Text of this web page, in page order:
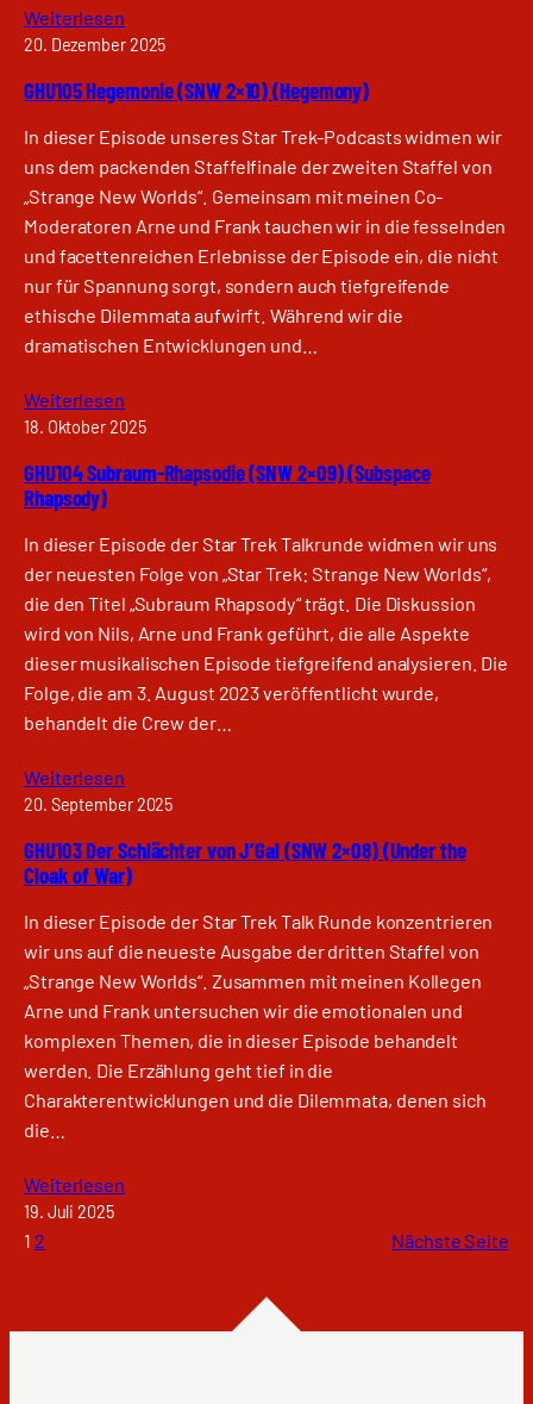
Weiterlesen
20. Dezember 2025
GHU105 Hegemonie (SNW 2×10) (Hegemony)
In dieser Episode unseres Star Trek-Podcasts widmen wir
uns dem packenden Staffelfinale der zweiten Staffel von
„Strange New Worlds“. Gemeinsam mit meinen Co-
Moderatoren Arne und Frank tauchen wir in die fesselnden
und facettenreichen Erlebnisse der Episode ein, die nicht
nur für Spannung sorgt, sondern auch tiefgreifende
ethische Dilemmata aufwirft. Während wir die
dramatischen Entwicklungen und…
Weiterlesen
18. Oktober 2025
GHU104 Subraum-Rhapsodie (SNW 2×09) (Subspace
Rhapsody)
In dieser Episode der Star Trek Talkrunde widmen wir uns
der neuesten Folge von „Star Trek: Strange New Worlds“,
die den Titel „Subraum Rhapsody“ trägt. Die Diskussion
wird von Nils, Arne und Frank geführt, die alle Aspekte
dieser musikalischen Episode tiefgreifend analysieren. Die
Folge, die am 3. August 2023 veröffentlicht wurde,
behandelt die Crew der…
Weiterlesen
20. September 2025
GHU103 Der Schlächter von J’Gal (SNW 2×08) (Under the
Cloak of War)
In dieser Episode der Star Trek Talk Runde konzentrieren
wir uns auf die neueste Ausgabe der dritten Staffel von
„Strange New Worlds“. Zusammen mit meinen Kollegen
Arne und Frank untersuchen wir die emotionalen und
komplexen Themen, die in dieser Episode behandelt
werden. Die Erzählung geht tief in die
Charakterentwicklungen und die Dilemmata, denen sich
die…
Weiterlesen
19. Juli 2025
1 2 Nächste Seite